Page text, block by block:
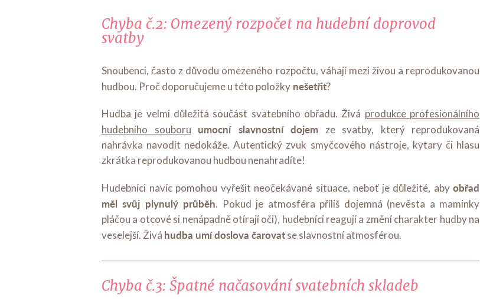
Chyba č.2: Omezený rozpočet na hudební doprovod
svatby
Snoubenci, často z důvodu omezeného rozpočtu, váhají mezi živou a reprodukovanou
hudbou. Proč doporučujeme u této položky nešetřit?
Hudba je velmi důležitá součást svatebního obřadu. Živá produkce profesionálního
hudebního souboru
umocní slavnostní dojem ze svatby, který reprodukovaná
nahrávka navodit nedokáže. Autentický zvuk smyčcového nástroje, kytary či hlasu
zkrátka reprodukovanou hudbou nenahradíte!
Hudebníci navíc pomohou vyřešit neočekávané situace, neboť je důležité, aby obřad
měl svůj plynulý průběh. Pokud je atmosféra příliš dojemná (nevěsta a maminky
pláčou a otcové si nenápadně otírají oči), hudebníci reagují a změní charakter hudby na
veselejší. Živá hudba umí doslova čarovatse slavnostní atmosférou.
Chyba č.3: Špatné načasování svatebních skladeb